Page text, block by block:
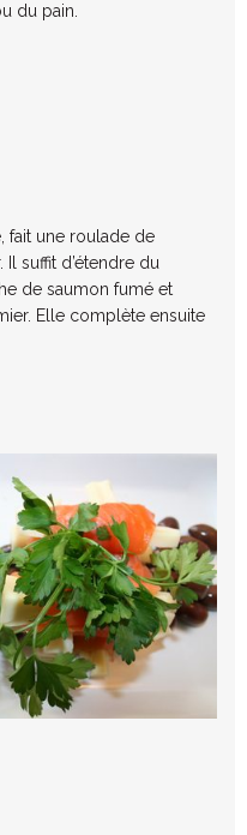
du pain.
fait une roulade de
suffit d’étendre du
de saumon fumé et
Elle complète ensuite